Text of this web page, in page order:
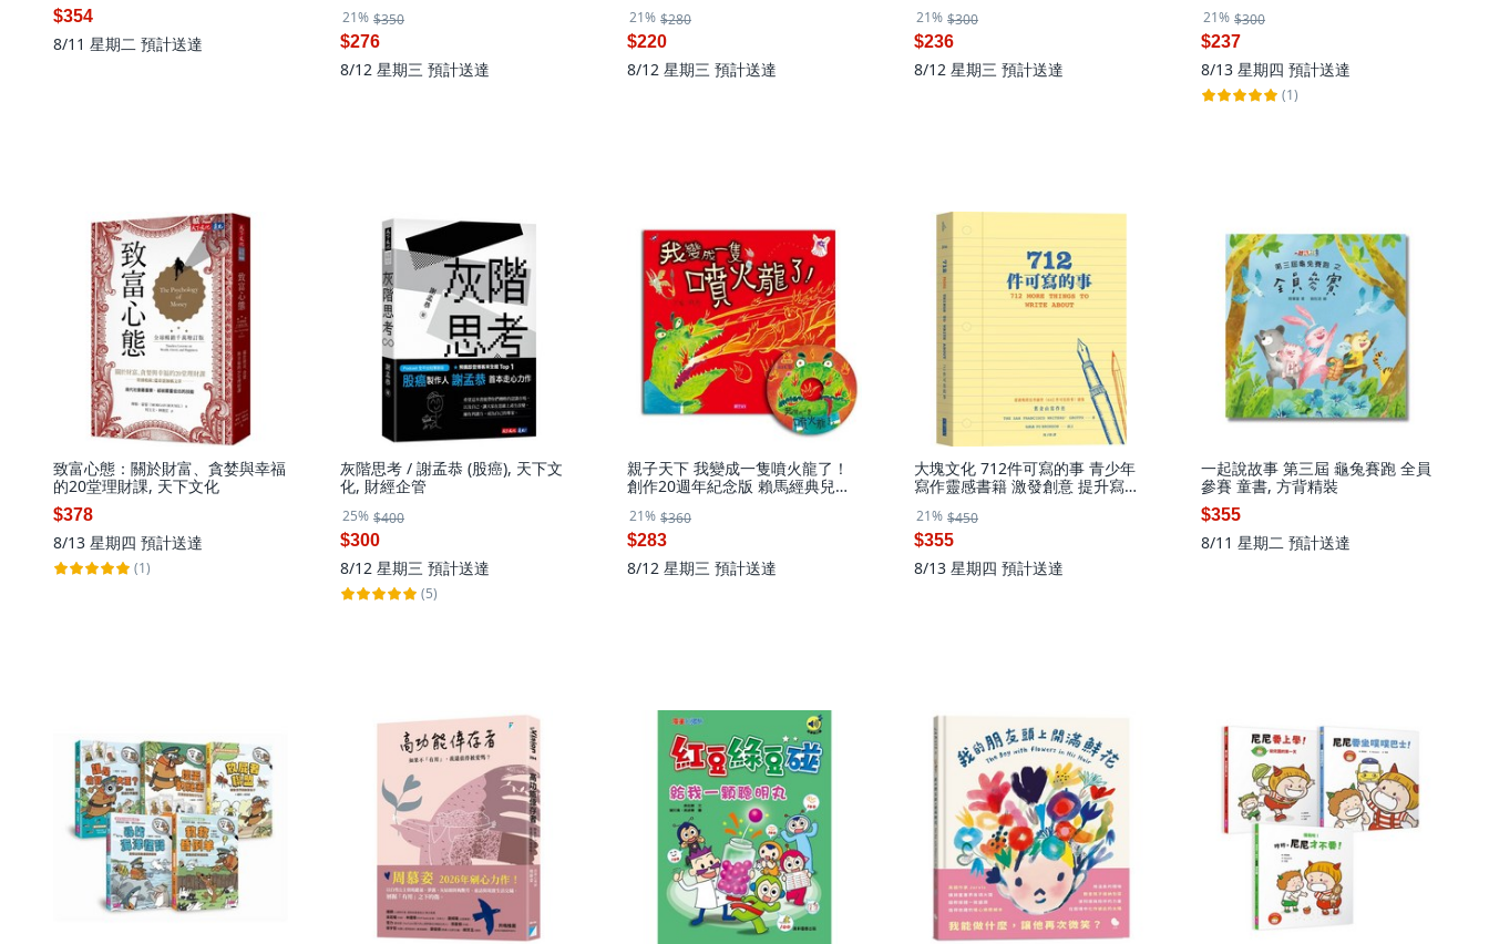
$354
8/11 星期二 預計送達
21% $350
$276
8/12 星期三 預計送達
21% $280
$220
8/12 星期三 預計送達
21% $300
$236
8/12 星期三 預計送達
21% $300
$237
8/13 星期四 預計送達
(1)
致富心態：關於財富、貪婪與幸福
的20堂理財課, 天下文化
$378
8/13 星期四 預計送達
(1)
灰階思考 / 謝孟恭 (股癌), 天下文
化, 財經企管
25% $400
$300
8/12 星期三 預計送達
(5)
親子天下 我變成一隻噴火龍了！
創作20週年紀念版 賴馬經典兒童
21% $360
$283
8/12 星期三 預計送達
大塊文化 712件可寫的事 青少年
寫作靈感書籍 激發創意 提升寫作
21% $450
$355
8/13 星期四 預計送達
一起說故事 第三屆 龜兔賽跑 全員
參賽 童書, 方背精裝
$355
8/11 星期二 預計送達